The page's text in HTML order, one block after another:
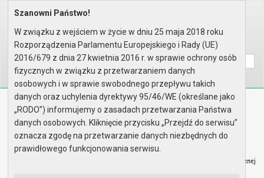
Home Prawo lokalne
Wyszukaj na stronie:
A AA
Biuletyn Informacji Publicznej
Urząd Miasta i Gminy w Gryfinie
Szanowni Państwo!
W związku z wejściem w życie w dniu 25 maja 2018 roku
Rozporządzenia Parlamentu Europejskiego i Rady (UE)
2016/679 z dnia 27 kwietnia 2016 r. w sprawie ochrony osób
fizycznych w związku z przetwarzaniem danych
osobowych i w sprawie swobodnego przepływu takich
danych oraz uchylenia dyrektywy 95/46/WE (określane jako
„RODO”) informujemy o zasadach przetwarzania Państwa
danych osobowych. Kliknięcie przycisku „Przejdź do serwisu”
oznacza zgodę na przetwarzanie danych niezbędnych do
prawidłowego funkcjonowania serwisu.